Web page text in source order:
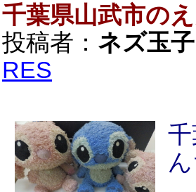
千葉県山武市の
投稿者： ネズ玉子
RES